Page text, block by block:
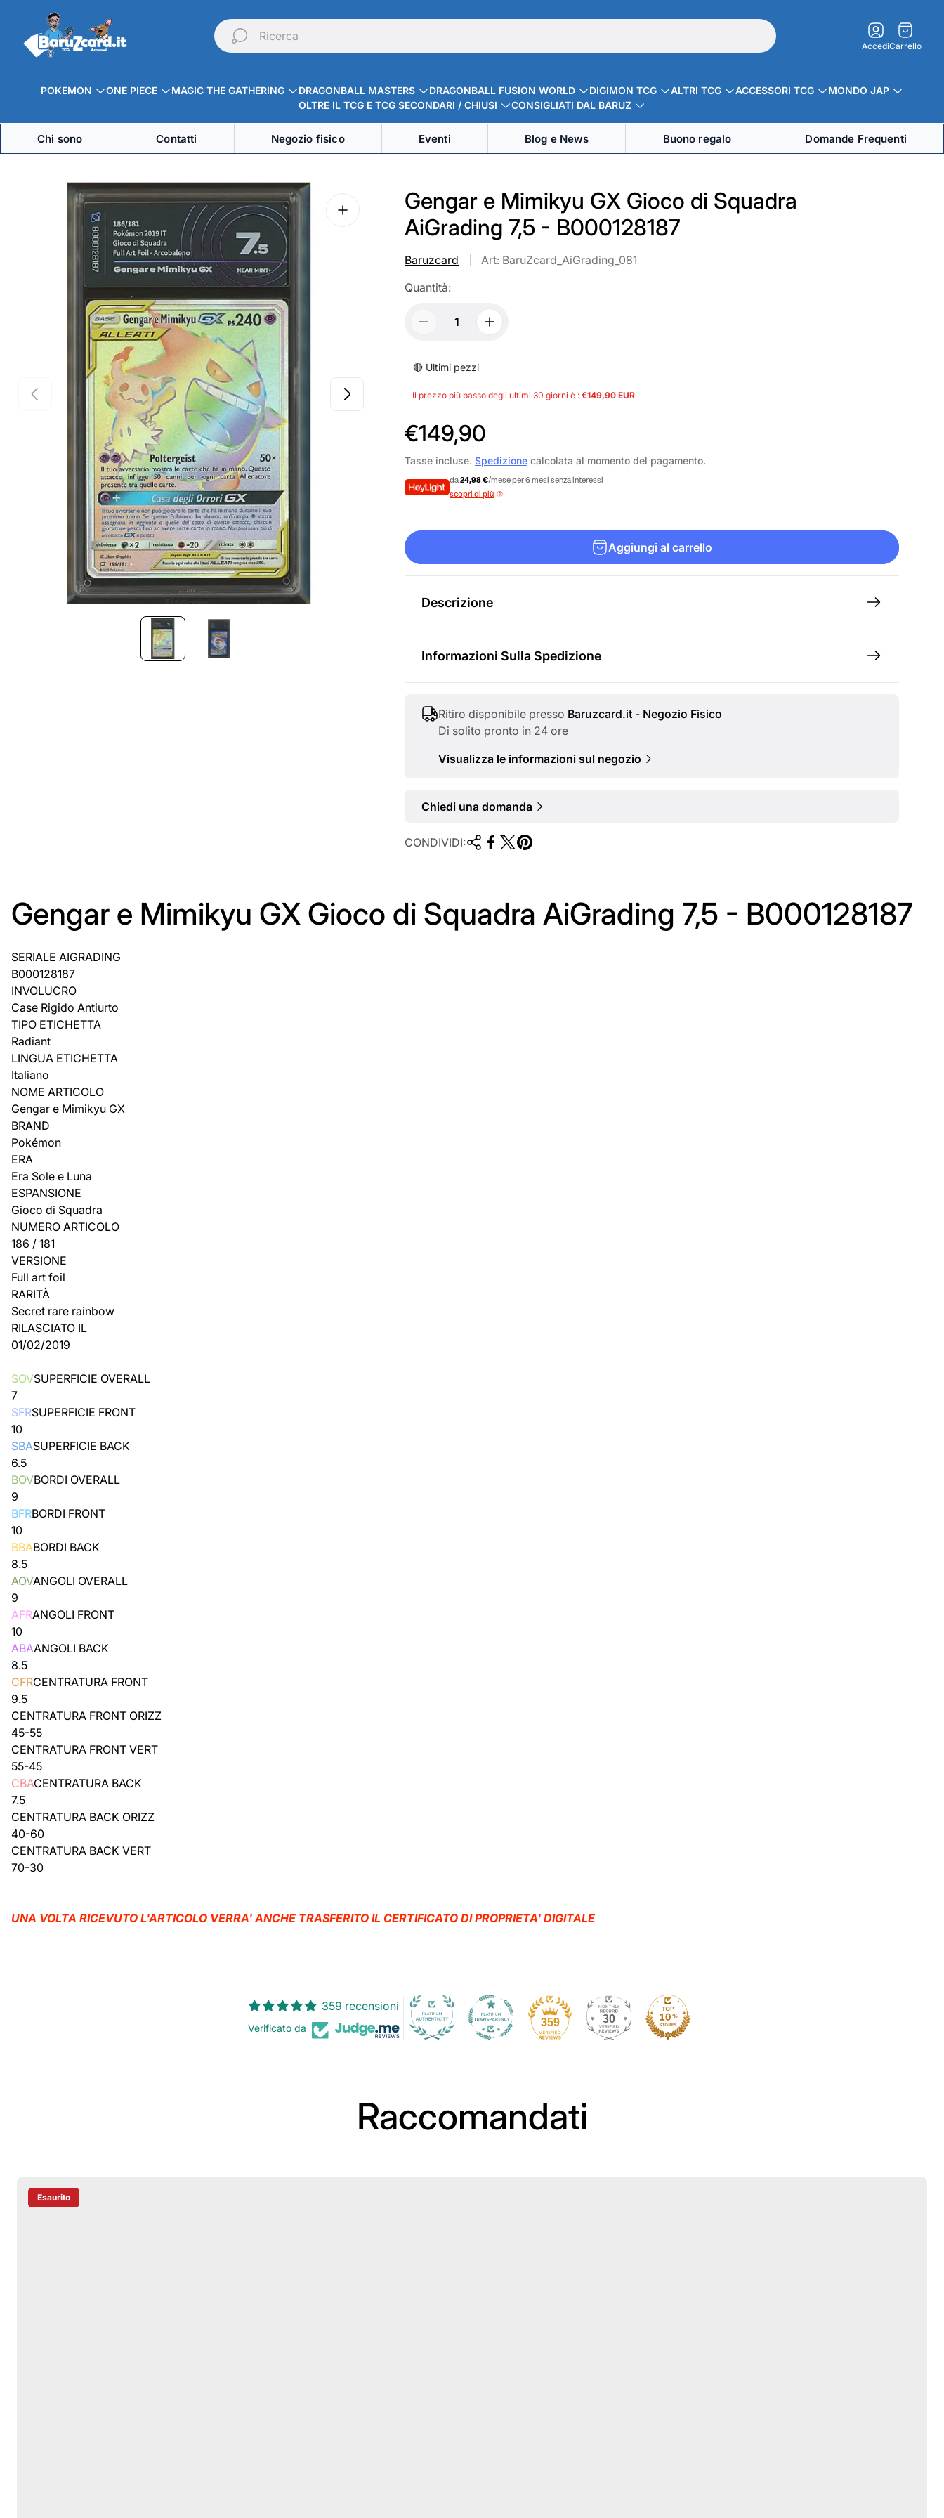
Logo
negozio"
Ricerca
Accedi
Carrello.
Carrello
POKEMON ONE PIECE MAGIC THE GATHERING DRAGONBALL MASTERS DRAGONBALL FUSION WORLD DIGIMON TCG ALTRI TCG ACCESSORI TCG
MONDO JAP
OLTRE IL TCG E TCG SECONDARI / CHIUSI
CONSIGLIATI DAL BARUZ
Chi sono Contatti Negozio fisico Eventi Blog e News Buono regalo Domande Frequenti
Gengar e Mimikyu GX Gioco di Squadra
AiGrading 7,5 - B000128187
Baruzcard
Art: BaruZcard_AiGrading_081
Quantità:
🔴 Ultimi pezzi
Il prezzo più basso degli ultimi 30 giorni è : €149,90 EUR
P
r
e
z
o
€149,90
Tasse incluse. Spedizione calcolata al momento del pagamento.
da24,98 €/mese per 6 mesi senza interessi
scopri di più
Aggiungi al carrello
Descrizione
Informazioni Sulla Spedizione
Ritiro disponibile presso Baruzcard.it - Negozio Fisico
Di solito pronto in 24 ore
Visualizza le informazioni sul negozio
Chiedi una domanda
CONDIVIDI:
Gengar e Mimikyu GX Gioco di Squadra AiGrading 7,5 - B000128187
SERIALE AIGRADING
B000128187
INVOLUCRO
Case Rigido Antiurto
TIPO ETICHETTA
Radiant
LINGUA ETICHETTA
Italiano
NOME ARTICOLO
Gengar e Mimikyu GX
BRAND
Pokémon
ERA
Era Sole e Luna
ESPANSIONE
Gioco di Squadra
NUMERO ARTICOLO
186 / 181
VERSIONE
Full art foil
RARITÀ
Secret rare rainbow
RILASCIATO IL
01/02/2019
SOVSUPERFICIE OVERALL
7
SFRSUPERFICIE FRONT
10
SBASUPERFICIE BACK
6.5
BOVBORDI OVERALL
9
BFRBORDI FRONT
10
BBABORDI BACK
8.5
AOVANGOLI OVERALL
9
AFRANGOLI FRONT
10
ABAANGOLI BACK
8.5
CFRCENTRATURA FRONT
9.5
CENTRATURA FRONT ORIZZ
45-55
CENTRATURA FRONT VERT
55-45
CBACENTRATURA BACK
7.5
CENTRATURA BACK ORIZZ
40-60
CENTRATURA BACK VERT
70-30
UNA VOLTA RICEVUTO L'ARTICOLO VERRA' ANCHE TRASFERITO IL CERTIFICATO DI PROPRIETA' DIGITALE
359 recensioni
Verificato da 359 30
Raccomandati
Etichetta Del Prodotto:
Esaurito